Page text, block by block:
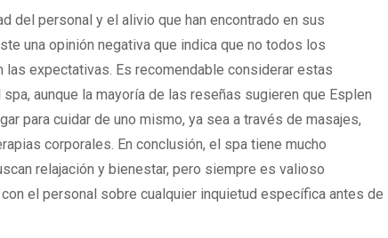
del personal y el alivio que han encontrado en sus
una opinión negativa que indica que no todos los
las expectativas. Es recomendable considerar estas
aunque la mayoría de las reseñas sugieren que Esplen
para cuidar de uno mismo, ya sea a través de masajes,
corporales. En conclusión, el spa tiene mucho
relajación y bienestar, pero siempre es valioso
el personal sobre cualquier inquietud específica antes de